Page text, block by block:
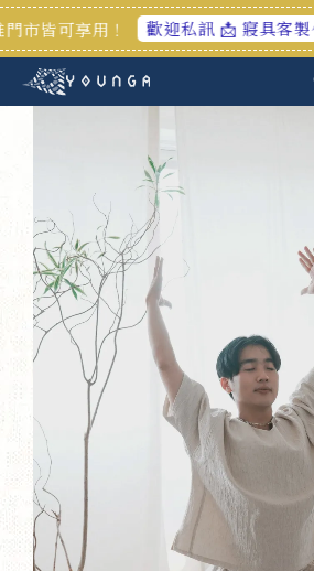
可享用！ 歡迎私訊 📩 寢具客製化服務